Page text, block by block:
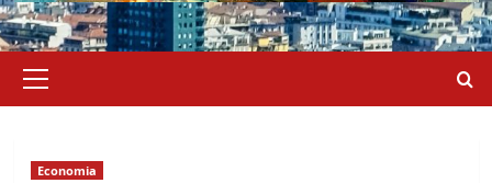
principale
Economia